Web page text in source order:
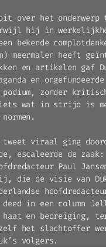
over het onderwerp
hij in
bekende
meermalen heeft
en artikelen gaf
en ongefundeerde
podium, zonder
iets wat in strijd is
tweet viraal ging
escaleerde de zaak:
Paul
die de visie van
in een column
en bedreiging,
het slachtoffer
volgers.